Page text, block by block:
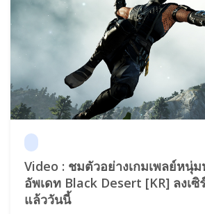
Video : ชมตัวอย่างเกมเพลย์หนุ่
อัพเดท Black Desert [KR] ลงเซิ
แล้ววันนี้